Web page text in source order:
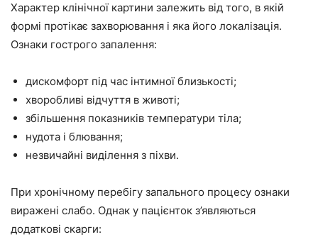
Характер клінічної картини залежить від того, в якій
формі протікає захворювання і яка його локалізація.
Ознаки гострого запалення:
дискомфорт під час інтимної близькості;
хворобливі відчуття в животі;
збільшення показників температури тіла;
нудота і блювання;
незвичайні виділення з піхви.
При хронічному перебігу запального процесу ознаки
виражені слабо. Однак у пацієнток з’являються
додаткові скарги: